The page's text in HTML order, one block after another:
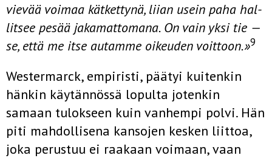
vievää voimaa kätkettynä, liian usein paha hal­
litsee pesää jakamattomana. On vain yksi tie —
se, että me itse autamme oikeuden voittoon.»9
Westermarck, empiristi, päätyi kuitenkin
hänkin käytännössä lopulta jotenkin
samaan tulokseen kuin vanhempi polvi. Hän
piti mah­dollisena kansojen kesken liittoa,
joka perustuu ei raakaan voimaan, vaan